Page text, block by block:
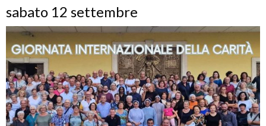
sabato 12 settembre